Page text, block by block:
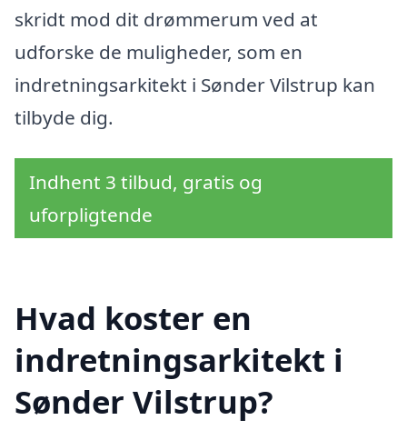
skridt mod dit drømmerum ved at
udforske de muligheder, som en
indretningsarkitekt i Sønder Vilstrup kan
tilbyde dig.
Indhent 3 tilbud, gratis og
uforpligtende
Hvad koster en
indretningsarkitekt i
Sønder Vilstrup?